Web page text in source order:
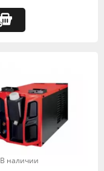
В наличии